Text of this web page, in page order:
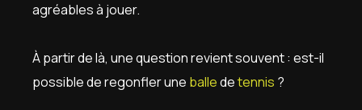
agréables à jouer.
À partir de là, une question revient souvent : est-il
possible de regonfler une balledetennis ?